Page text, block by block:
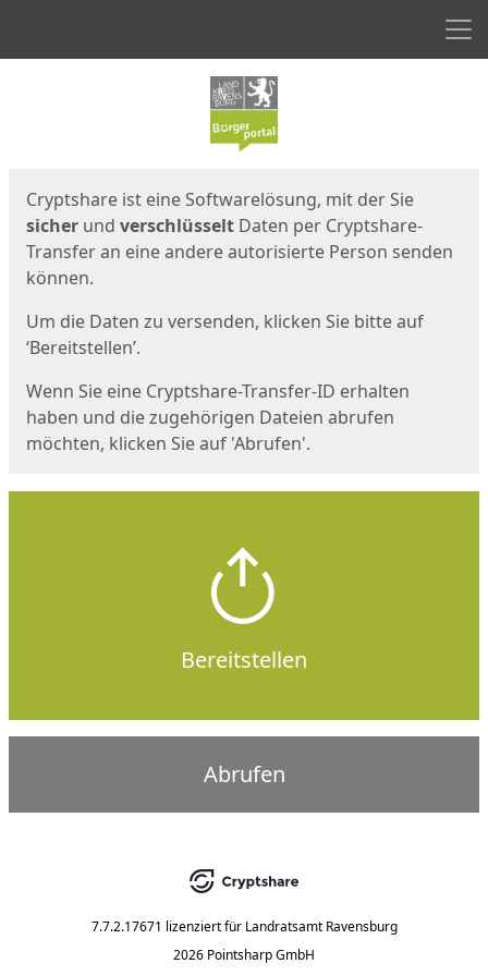
Cryptshare ist eine Softwarelösung, mit der Sie
sicher und verschlüsselt Daten per Cryptshare-
Transfer an eine andere autorisierte Person senden
können.
Um die Daten zu versenden, klicken Sie bitte auf
‘Bereitstellen’.
Wenn Sie eine Cryptshare-Transfer-ID erhalten
haben und die zugehörigen Dateien abrufen
möchten, klicken Sie auf 'Abrufen'.
Bereitstellen
Abrufen
7.7.2.17671 lizenziert für Landratsamt Ravensburg
2026 Pointsharp GmbH